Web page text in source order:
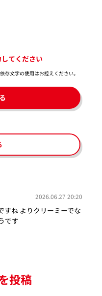
てください
文字の使用はお控えください。​
2026.06.27 20:20
すね よりクリーミーでな
です
投稿